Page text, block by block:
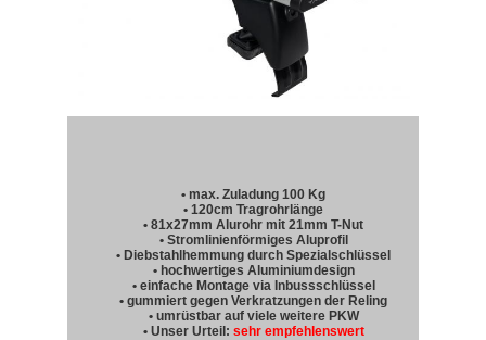
• max. Zuladung 100 Kg
• 120cm Tragrohrlänge
• 81x27mm Alurohr mit 21mm T-Nut
• Stromlinienförmiges Aluprofil
• Diebstahlhemmung durch Spezialschlüssel
• hochwertiges Aluminiumdesign
• einfache Montage via Inbussschlüssel
• gummiert gegen Verkratzungen der Reling
• umrüstbar auf viele weitere PKW
• Unser Urteil: sehr empfehlenswert